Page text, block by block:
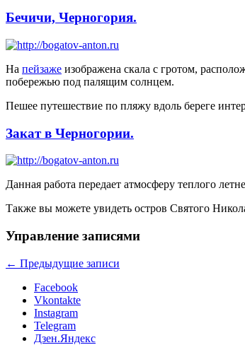
Бечичи, Черногория.
На пейзаже изображена скала с гротом,
побережью под палящим солнцем.
Пешее путешествие по пляжу вдоль береге
Закат в Черногории.
Данная работа передает атмосферу теплого
Также вы можете увидеть остров Святого
Управление записями
← Предыдущие записи
Facebook
Vkontakte
Instagram
Telegram
Дзен.Яндекс